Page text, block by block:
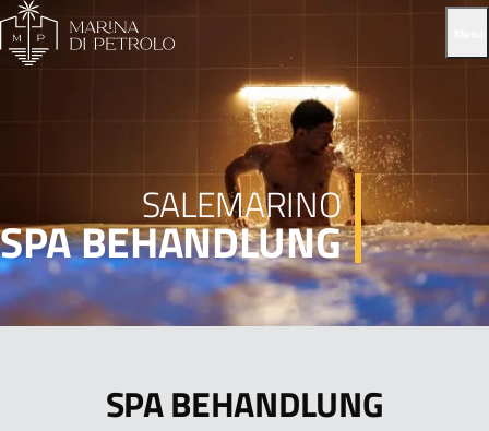
SALEMARINO
SPA BEHANDLUNG
SPA BEHANDLUNG